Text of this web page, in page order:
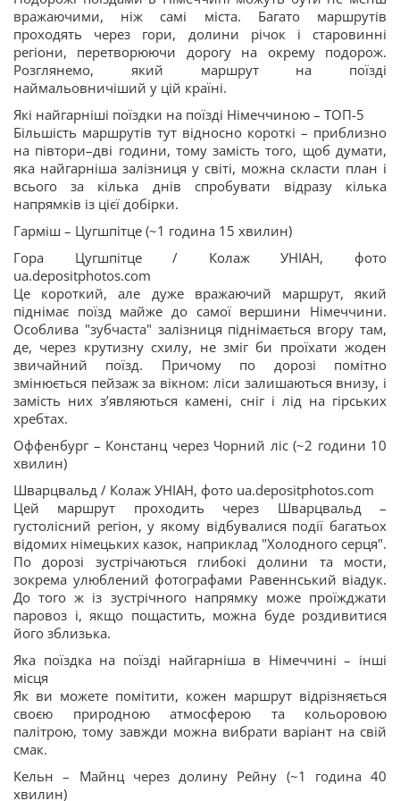
вражаючими, ніж самі міста. Багато маршрутів
проходять через гори, долини річок і старовинні
регіони, перетворюючи дорогу на окрему подорож.
Розглянемо, який маршрут на поїзді
наймальовничіший у цій країні.
Які найгарніші поїздки на поїзді Німеччиною – ТОП-5
Більшість маршрутів тут відносно короткі – приблизно
на півтори–дві години, тому замість того, щоб думати,
яка найгарніша залізниця у світі, можна скласти план і
всього за кілька днів спробувати відразу кілька
напрямків із цієї добірки.
Гарміш – Цугшпітце (~1 година 15 хвилин)
Гора Цугшпітце / Колаж УНІАН, фото
ua.depositphotos.com
Це короткий, але дуже вражаючий маршрут, який
піднімає поїзд майже до самої вершини Німеччини.
Особлива "зубчаста" залізниця піднімається вгору там,
де, через крутизну схилу, не зміг би проїхати жоден
звичайний поїзд. Причому по дорозі помітно
змінюється пейзаж за вікном: ліси залишаються внизу, і
замість них з’являються камені, сніг і лід на гірських
хребтах.
Оффенбург – Констанц через Чорний ліс (~2 години 10
хвилин)
Шварцвальд / Колаж УНІАН, фото ua.depositphotos.com
Цей маршрут проходить через Шварцвальд –
густолісний регіон, у якому відбувалися події багатьох
відомих німецьких казок, наприклад "Холодного серця".
По дорозі зустрічаються глибокі долини та мости,
зокрема улюблений фотографами Равеннський віадук.
До того ж із зустрічного напрямку може проїжджати
паровоз і, якщо пощастить, можна буде роздивитися
його зблизька.
Яка поїздка на поїзді найгарніша в Німеччині – інші
місця
Як ви можете помітити, кожен маршрут відрізняється
своєю природною атмосферою та кольоровою
палітрою, тому завжди можна вибрати варіант на свій
смак.
Кельн – Майнц через долину Рейну (~1 година 40
хвилин)